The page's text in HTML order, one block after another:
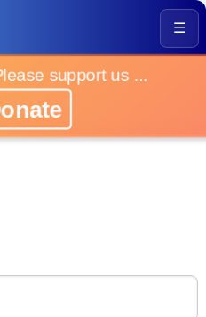
☰
support us ...